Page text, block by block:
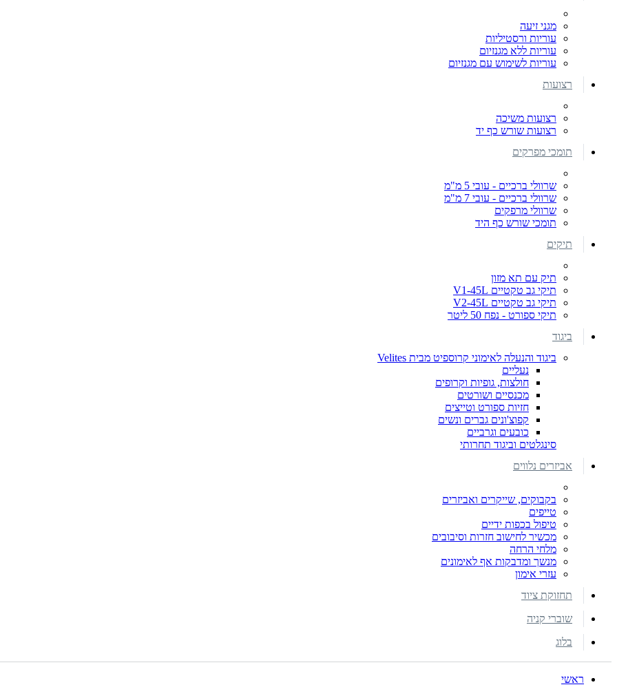
מגני זיעה
עוריות ורסטיליות
עוריות ללא מגנזיום
עוריות לשימוש עם מגנזיום
רצועות
רצועות משיכה
רצועות שורש כף יד
תומכי מפרקים
שרוולי ברכיים - עובי 5 מ"מ
שרוולי ברכיים - עובי 7 מ"מ
שרוולי מרפקים
תומכי שורש כף היד
תיקים
תיק עם תא מזון
תיקי גב טקטיים V1-45L
תיקי גב טקטיים V2-45L
תיקי ספורט - נפח 50 ליטר
ביגוד
ביגוד והנעלה לאימוני קרוספיט מבית Velites
נעליים
חולצות, גופיות וקרופים
מכנסיים ושורטים
חזיות ספורט וטייצים
קפוצ'ונים גברים ונשים
כובעים וגרביים
סינגלטים וביגוד תחרותי
אביזרים נלווים
בקבוקים, שייקרים ואביזרים
טייפים
טיפול בכפות ידיים
מכשיר לחישוב חזרות וסיבובים
מלחי הרחה
מנשך ומדבקות אף לאימונים
עזרי אימון
תחזוקת ציוד
שוברי קניה
בלוג
ראשי